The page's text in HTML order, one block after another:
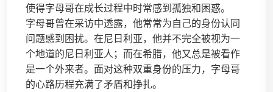
使得字母哥在成长过程中时常感到孤独和困惑。
字母哥曾在采访中透露，他常常为自己的身份认同
问题感到困扰。在尼日利亚，他并不完全被视为一
个地道的尼日利亚人；而在希腊，他又总是被看作
是一个外来者。面对这种双重身份的压力，字母哥
的心路历程充满了矛盾和挣扎。